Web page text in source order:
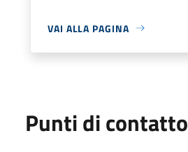
VAI ALLA PAGINA
Punti di contatto